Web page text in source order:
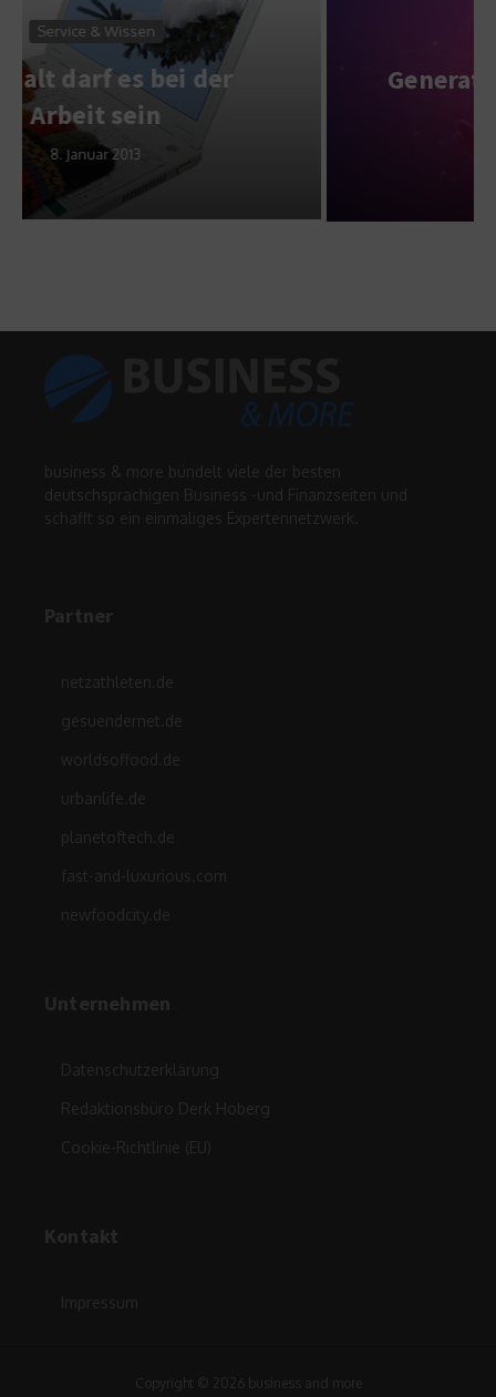
Service & Wissen
Generative KI im IT-Service-
Management
business & more bündelt viele der besten
deutschsprachigen Business -und Finanzseiten und
schafft so ein einmaliges Expertennetzwerk.
Partner
netzathleten.de
gesuendernet.de
worldsoffood.de
urbanlife.de
planetoftech.de
fast-and-luxurious.com
newfoodcity.de
Unternehmen
Datenschutzerklärung
Redaktionsbüro Derk Hoberg
Cookie-Richtlinie (EU)
Kontakt
Impressum
Copyright © 2026 business and more